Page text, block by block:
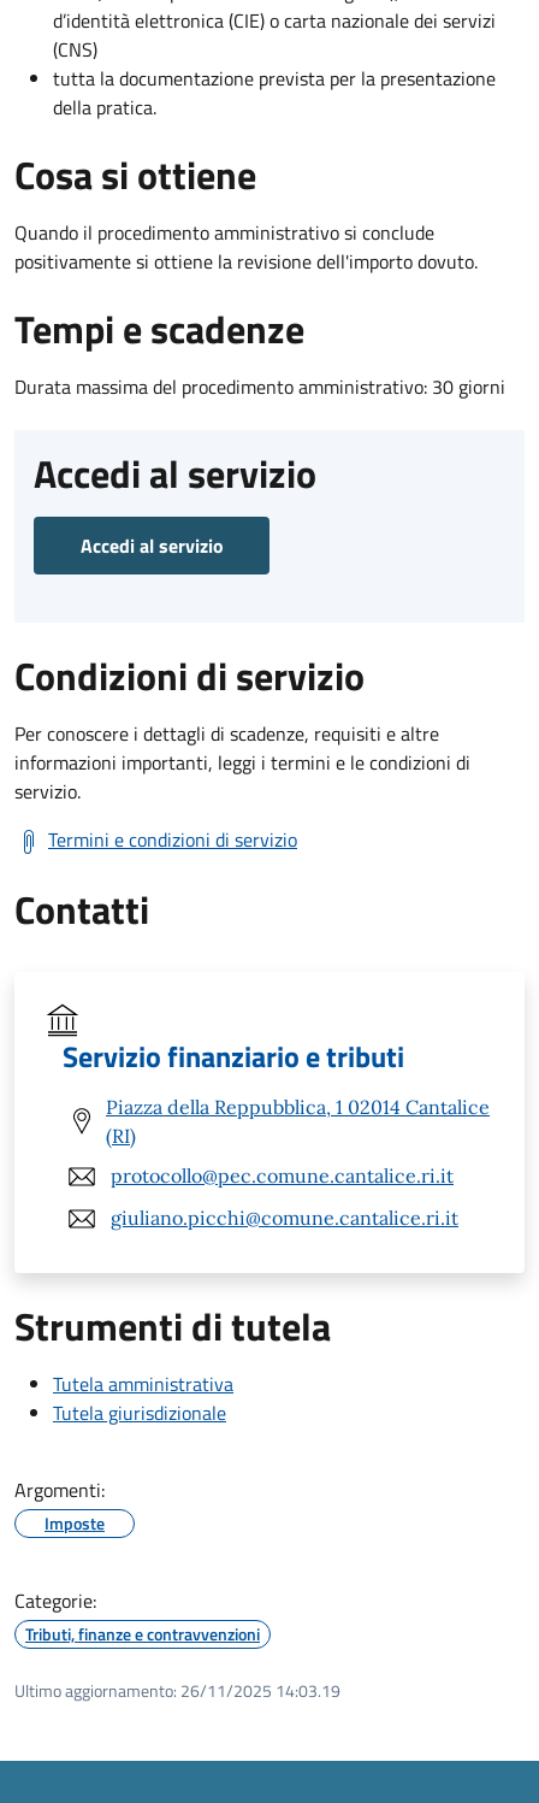
d’identità elettronica (CIE) o carta nazionale dei servizi
(CNS)
tutta la documentazione prevista per la presentazione
della pratica.
Cosa si ottiene
Quando il procedimento amministrativo si conclude
positivamente si ottiene la revisione dell'importo dovuto.
Tempi e scadenze
Durata massima del procedimento amministrativo: 30 giorni
Accedi al servizio
Accedi al servizio
Condizioni di servizio
Per conoscere i dettagli di scadenze, requisiti e altre
informazioni importanti, leggi i termini e le condizioni di
servizio.
Termini e condizioni di servizio
Contatti
Servizio finanziario e tributi
Piazza della Reppubblica, 1 02014 Cantalice
(RI)
protocollo@pec.comune.cantalice.ri.it
giuliano.picchi@comune.cantalice.ri.it
Strumenti di tutela
Tutela amministrativa
Tutela giurisdizionale
Argomenti:
Imposte
Categorie:
Tributi, finanze e contravvenzioni
Ultimo aggiornamento: 26/11/2025 14:03.19